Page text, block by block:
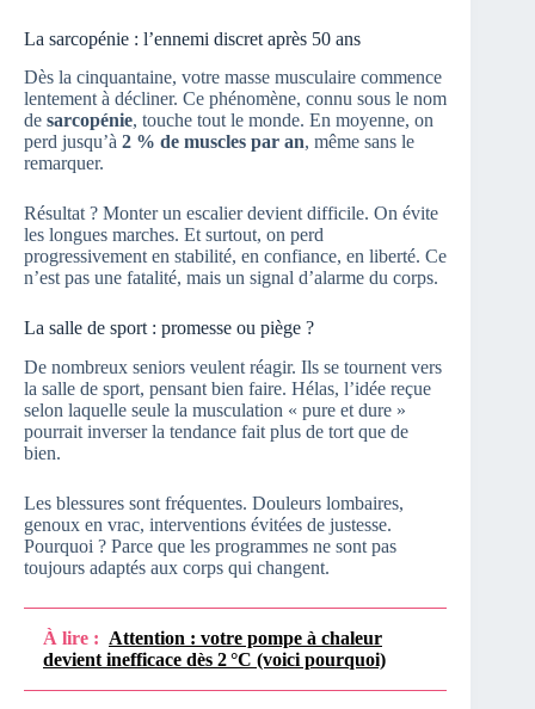
La sarcopénie : l’ennemi discret après 50 ans
Dès la cinquantaine, votre masse musculaire commence
lentement à décliner. Ce phénomène, connu sous le nom
de sarcopénie, touche tout le monde. En moyenne, on
perd jusqu’à 2 % de muscles par an, même sans le
remarquer.
Résultat ? Monter un escalier devient difficile. On évite
les longues marches. Et surtout, on perd
progressivement en stabilité, en confiance, en liberté. Ce
n’est pas une fatalité, mais un signal d’alarme du corps.
La salle de sport : promesse ou piège ?
De nombreux seniors veulent réagir. Ils se tournent vers
la salle de sport, pensant bien faire. Hélas, l’idée reçue
selon laquelle seule la musculation « pure et dure »
pourrait inverser la tendance fait plus de tort que de
bien.
Les blessures sont fréquentes. Douleurs lombaires,
genoux en vrac, interventions évitées de justesse.
Pourquoi ? Parce que les programmes ne sont pas
toujours adaptés aux corps qui changent.
À lire : Attention : votre pompe à chaleur
devient inefficace dès 2 °C (voici pourquoi)